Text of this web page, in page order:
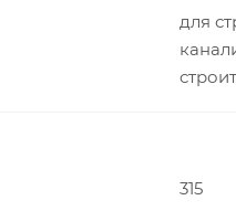
для
315